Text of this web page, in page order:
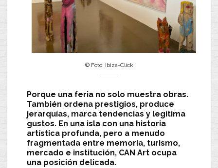
© Foto: Ibiza-Click
Porque una feria no solo muestra obras.
También ordena prestigios, produce
jerarquías, marca tendencias y legitima
gustos. En una isla con una historia
artística profunda, pero a menudo
fragmentada entre memoria, turismo,
mercado e institución, CAN Art ocupa
una posición delicada.